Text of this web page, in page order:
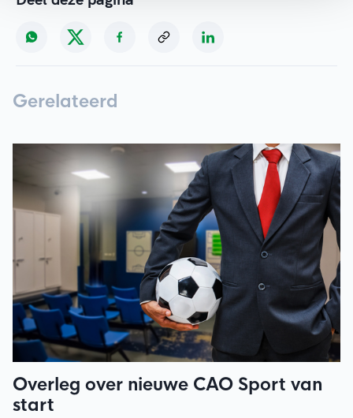
Gerelateerd
Overleg over nieuwe CAO Sport van
start